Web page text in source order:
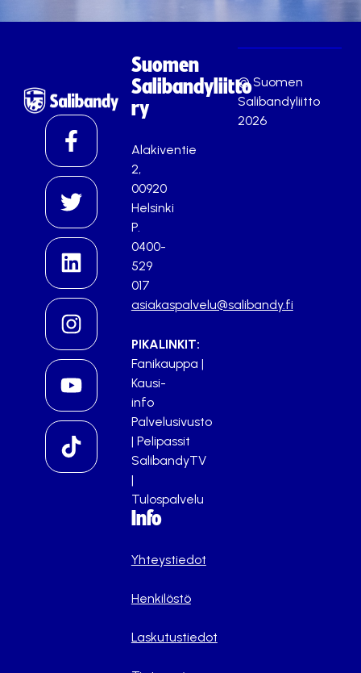
Suomen
Salibandyliitto
ry
Alakiventie
2,
00920
Helsinki
P.
0400-
529
017
asiakaspalvelu@salibandy.fi
PIKALINKIT:
Fanikauppa |
Kausi-
info
Palvelusivusto
| Pelipassit
SalibandyTV
|
Tulospalvelu
Info
Yhteystiedot
Henkilöstö
Laskutustiedot
© Suomen
Salibandyliitto
2026